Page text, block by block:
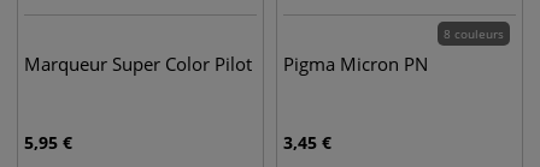
Marqueur Super Color Pilot
5,95 €
8 couleurs
Pigma Micron PN
3,45 €